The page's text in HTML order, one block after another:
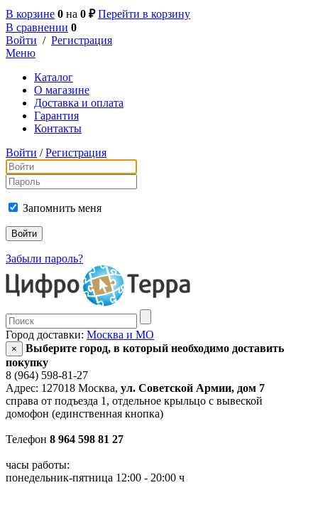
В корзине 0 на 0 ₽ Перейти в корзину
В сравнении 0
Войти / Регистрация
Меню
Каталог
О магазине
Доставка и оплата
Гарантия
Контакты
Войти / Регистрация
Запомнить меня
Забыли пароль?
Город доставки: Москва и МО
×
Выберите город, в который необходимо доставить
покупку
8 (964) 598-81-27
Адрес: 127018 Москва, ул. Советской Армии, дом 7
справа от подъезда 1, отдельное крыльцо с вывеской
домофон (единственная кнопка)
Телефон 8 964 598 81 27
часы работы:
понедельник-пятница 12:00 - 20:00 ч